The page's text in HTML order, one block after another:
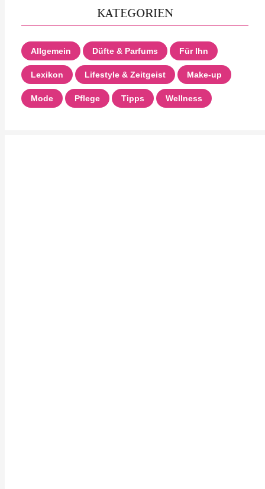
KATEGORIEN
Allgemein Düfte & Parfums Für Ihn
Lexikon Lifestyle & Zeitgeist Make-up
Mode Pflege Tipps Wellness